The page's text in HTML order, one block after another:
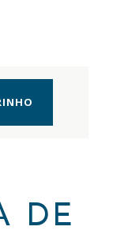
DE